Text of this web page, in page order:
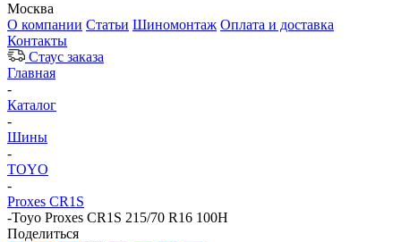
Москва
О компании Статьи Шиномонтаж Оплата и доставка
Контакты
Стаус заказа
Главная
-
Каталог
-
Шины
-
TOYO
-
Proxes CR1S
-Toyo Proxes CR1S 215/70 R16 100H
Поделиться